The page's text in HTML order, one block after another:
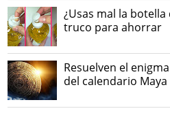
¿Usas mal la
truco para ahorrar
Resuelven el
del calendario Maya